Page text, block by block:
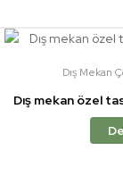
Dış Mekan
Dış mekan özel